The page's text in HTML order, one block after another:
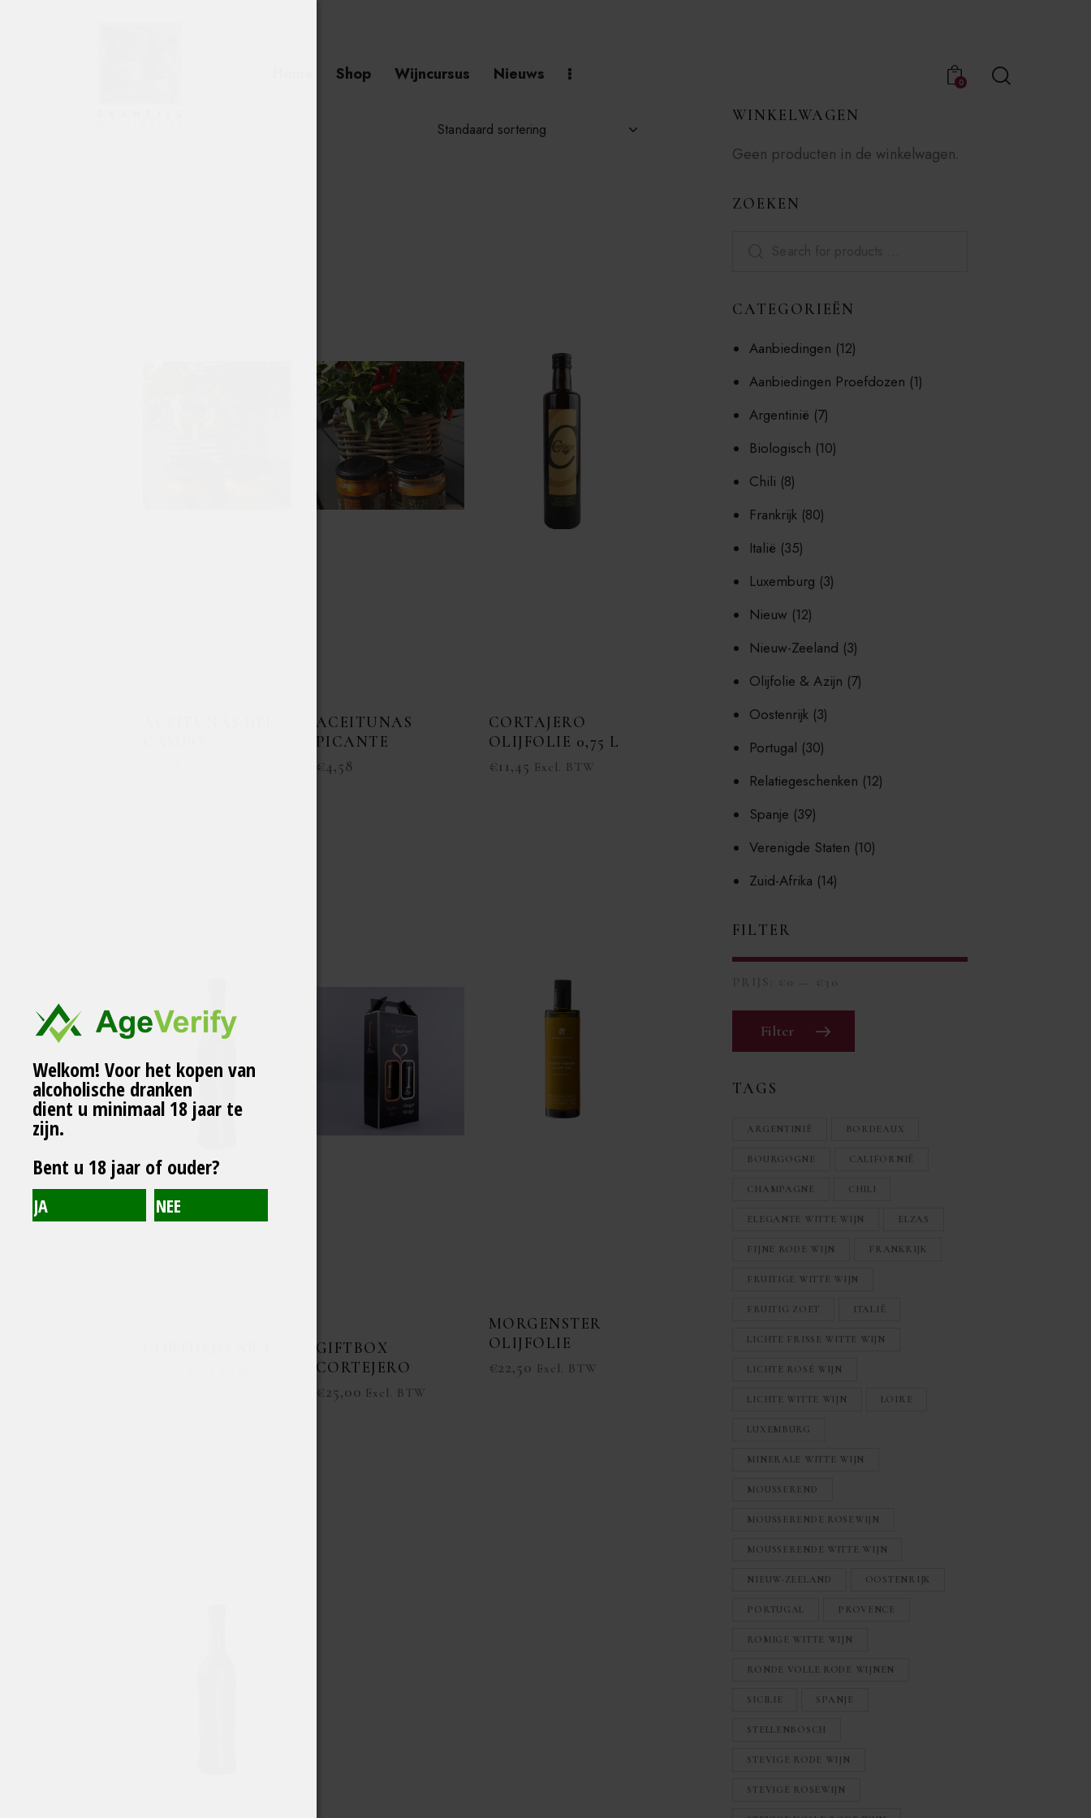
Shop Wijncursus Nieuws 0
ACEITUNAS
PICANTE
€4,58
CORTAJERO
OLIJFOLIE 0,75 L
€11,45 Excl. BTW
GIFTBOX
CORTEJERO
€25,00 Excl. BTW
MORGENSTER
OLIJFOLIE
€22,50 Excl. BTW
WINKELWAGEN
Geen producten in de winkelwagen.
ZOEKEN
CATEGORIEËN
Aanbiedingen (12)
Aanbiedingen Proefdozen (1)
Argentinië (7)
Biologisch (10)
Chili (8)
Frankrijk (80)
Italië (35)
Luxemburg (3)
Nieuw (12)
Nieuw-Zeeland (3)
Olijfolie & Azijn (7)
Oostenrijk (3)
Portugal (30)
Relatiegeschenken (12)
Spanje (39)
Verenigde Staten (10)
Zuid-Afrika (14)
FILTER
Filter
TAGS
ARGENTINIË BORDEAUX
BOURGOGNE CALIFORNIË
CHAMPAGNE CHILI
ELEGANTE WITTE WIJN ELZAS
FIJNE RODE WIJN FRANKRIJK
FRUITIGE WITTE WIJN
FRUITIG ZOET ITALIË
LICHTE FRISSE WITTE WIJN
LICHTE ROSÉ WIJN
LICHTE WITTE WIJN LOIRE
LUXEMBURG
MINERALE WITTE WIJN
MOUSSEREND
MOUSSERENDE ROSEWIJN
MOUSSERENDE WITTE WIJN
NIEUW-ZEELAND OOSTENRIJK
PORTUGAL PROVENCE
ROMIGE WITTE WIJN
RONDE VOLLE RODE WIJNEN
SICILIE SPANJE
STELLENBOSCH
STEVIGE RODE WIJN
STEVIGE ROSEWIJN
Welkom! Voor het kopen van
alcoholische dranken
dient u minimaal 18 jaar te
zijn.
Bent u 18 jaar of ouder?